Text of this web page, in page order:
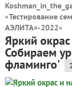
«Тестирование
АЭЛИТА»-2022»
Яркий
Собираем
фламинго'